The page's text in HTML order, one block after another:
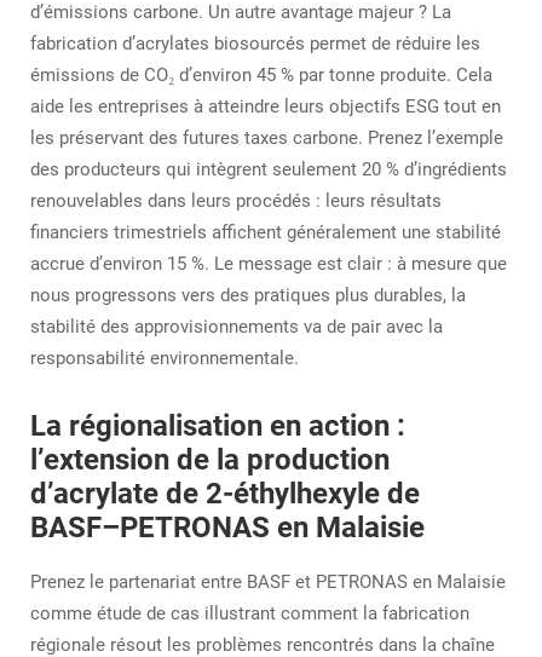
d’émissions carbone. Un autre avantage majeur ? La
fabrication d’acrylates biosourcés permet de réduire les
émissions de CO₂ d’environ 45 % par tonne produite. Cela
aide les entreprises à atteindre leurs objectifs ESG tout en
les préservant des futures taxes carbone. Prenez l’exemple
des producteurs qui intègrent seulement 20 % d’ingrédients
renouvelables dans leurs procédés : leurs résultats
financiers trimestriels affichent généralement une stabilité
accrue d’environ 15 %. Le message est clair : à mesure que
nous progressons vers des pratiques plus durables, la
stabilité des approvisionnements va de pair avec la
responsabilité environnementale.
La régionalisation en action :
l’extension de la production
d’acrylate de 2-éthylhexyle de
BASF–PETRONAS en Malaisie
Prenez le partenariat entre BASF et PETRONAS en Malaisie
comme étude de cas illustrant comment la fabrication
régionale résout les problèmes rencontrés dans la chaîne